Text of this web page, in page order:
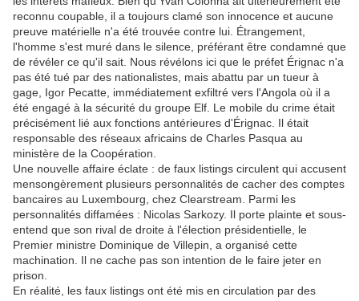
reconnu coupable, il a toujours clamé son innocence et aucune
preuve matérielle n'a été trouvée contre lui. Étrangement,
l'homme s'est muré dans le silence, préférant être condamné que
de révéler ce qu'il sait. Nous révélons ici que le préfet Érignac n'a
pas été tué par des nationalistes, mais abattu par un tueur à
gage, Igor Pecatte, immédiatement exfiltré vers l'Angola où il a
été engagé à la sécurité du groupe Elf. Le mobile du crime était
précisément lié aux fonctions antérieures d'Érignac. Il était
responsable des réseaux africains de Charles Pasqua au
ministère de la Coopération.
Une nouvelle affaire éclate : de faux listings circulent qui accusent
mensongèrement plusieurs personnalités de cacher des comptes
bancaires au Luxembourg, chez Clearstream. Parmi les
personnalités diffamées : Nicolas Sarkozy. Il porte plainte et sous-
entend que son rival de droite à l'élection présidentielle, le
Premier ministre Dominique de Villepin, a organisé cette
machination. Il ne cache pas son intention de le faire jeter en
prison.
En réalité, les faux listings ont été mis en circulation par des